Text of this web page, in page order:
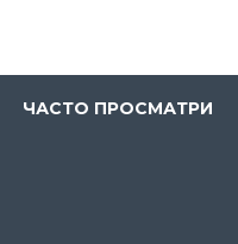
ЧАСТО